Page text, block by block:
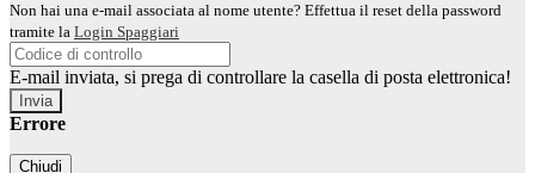
Non hai una e-mail associata al nome utente? Effettua il reset della password
tramite la Login Spaggiari
E-mail inviata, si prega di controllare la casella di posta elettronica!
Errore
Chiudi